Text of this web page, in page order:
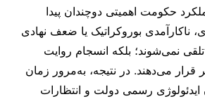
حکومت اهمیتی دوچندان پیدا
ناکارآمدی بوروکراتیک یا ضعف نهادی
نمی‌شوند؛ بلکه انسجام روایت
قرار می‌دهند. در نتیجه، به‌مرور زمان
ایدئولوژی رسمی دولت و انتظارات